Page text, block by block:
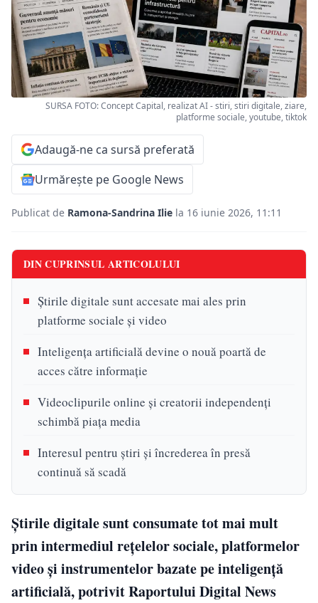
SURSA FOTO: Concept Capital, realizat AI - stiri, stiri digitale, ziare,
platforme sociale, youtube, tiktok
Adaugă-ne ca sursă preferată
Urmărește pe Google News
Publicat de Ramona-Sandrina Ilie la 16 iunie 2026, 11:11
DIN CUPRINSUL ARTICOLULUI
Știrile digitale sunt accesate mai ales prin
platforme sociale și video
Inteligența artificială devine o nouă poartă de
acces către informație
Videoclipurile online și creatorii independenți
schimbă piața media
Interesul pentru știri și încrederea în presă
continuă să scadă
Știrile digitale sunt consumate tot mai mult
prin intermediul rețelelor sociale, platformelor
video și instrumentelor bazate pe inteligență
artificială, potrivit Raportului Digital News